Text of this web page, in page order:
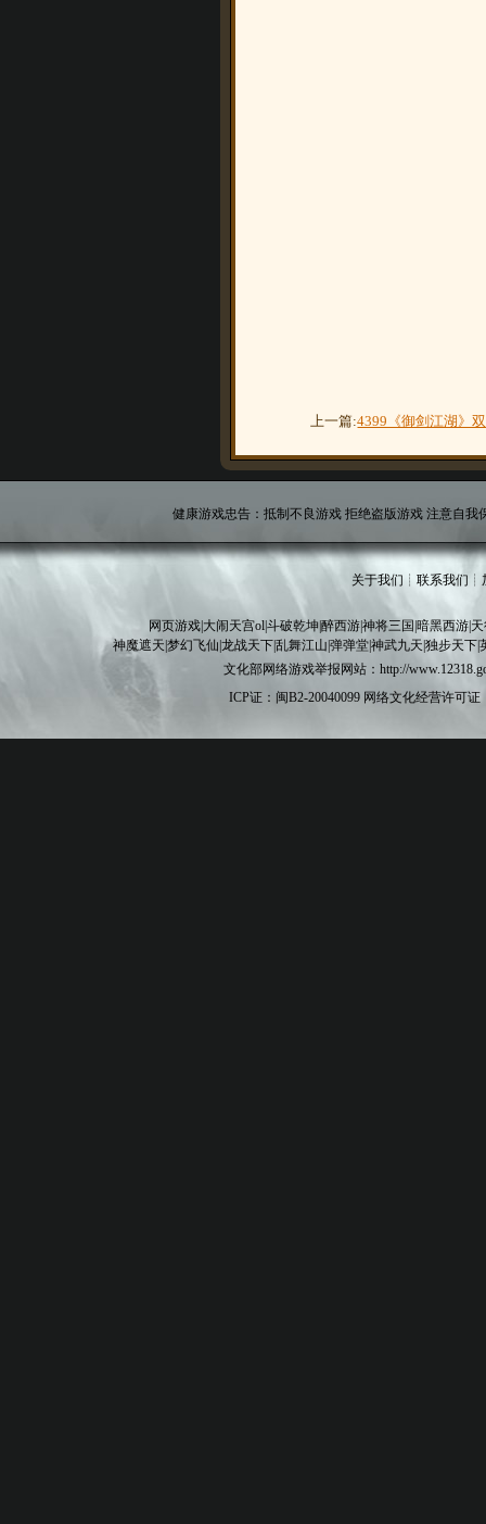
上一篇:4399《御剑江湖》
健康游戏忠告：抵制不良游戏 拒绝盗版游戏 注意自
关于我们 ┊ 联系我们 ┊
网页游戏 大闹天宫ol|斗破乾坤|醉西游|神将三国 |暗黑西游
神魔遮天 梦幻飞仙 龙战天下乱舞江山 弹弹堂神武九天 独步天下
文化部网络游戏举报网站：http://
ICP证：闽B2-20040099 网络文化经营许可证